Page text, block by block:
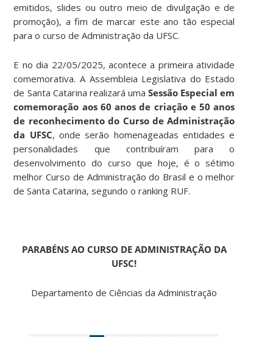
emitidos, slides ou outro meio de divulgação e de
promoção), a fim de marcar este ano tão especial
para o curso de Administração da UFSC.
E no dia 22/05/2025, acontece a primeira atividade
comemorativa. A Assembleia Legislativa do Estado
de Santa Catarina realizará umaSessão Especial em
comemoração aos 60 anos de criação e 50 anos
de reconhecimento do Curso de Administração
da UFSC, onde serão homenageadas entidades e
personalidades que contribuíram para o
desenvolvimento do curso que hoje, é o sétimo
melhor Curso de Administração do Brasil e o melhor
de Santa Catarina, segundo oranking RUF.
PARABÉNS AO CURSO DE ADMINISTRAÇÃO DA
UFSC!
Departamento de Ciências da Administração